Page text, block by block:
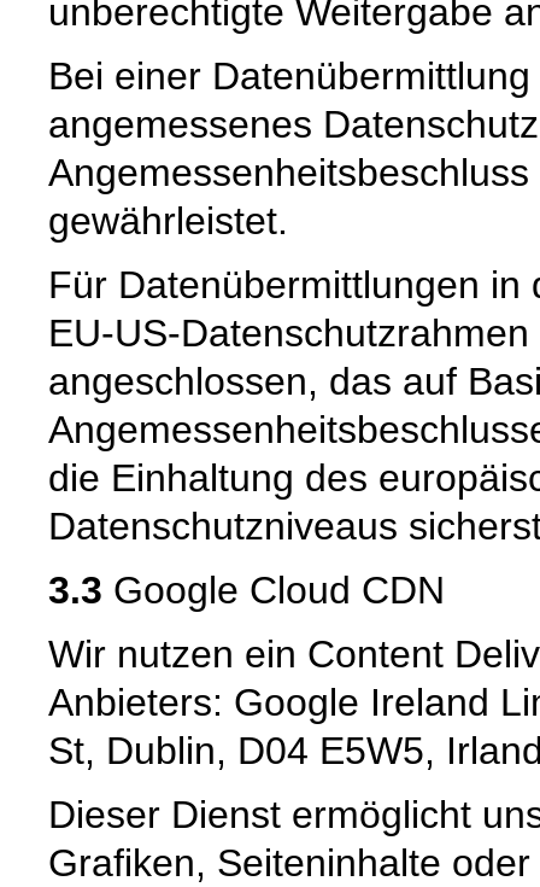
unberechtigte Weitergabe
Bei einer
angemessenes
gewährleistet.
Für Datenübermittlungen in
EU-US-
angeschlossen, das auf
die Einhaltung des
Datenschutzniveaus
3.3 Google Cloud CDN
Wir nutzen ein Content
Anbieters: Google Ireland
St, Dublin, D04 E5W5,
Dieser Dienst ermöglicht
Grafiken, Seiteninhalte